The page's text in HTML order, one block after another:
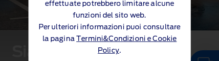
effettuate potrebbero limitare alcune
funzioni del sito web.
Per ulteriori informazioni puoi consultare
la pagina
Termini&Condizioni e Cookie
Policy.
Siamo spiacenti...